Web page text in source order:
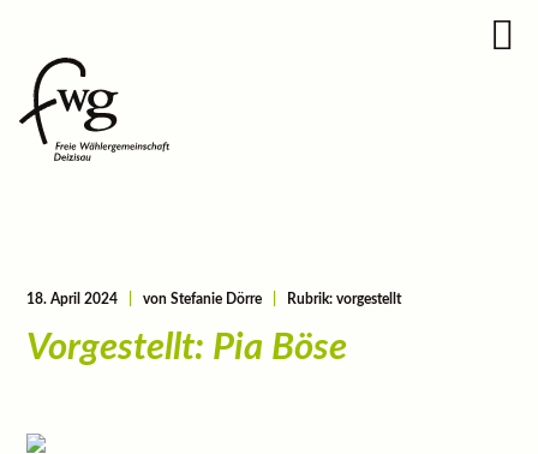
18. April 2024 von Stefanie Dörre Rubrik: vorgestellt
Vorgestellt: Pia Böse